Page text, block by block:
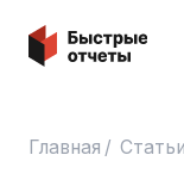
Быстрые отчеты
Главная / Статьи